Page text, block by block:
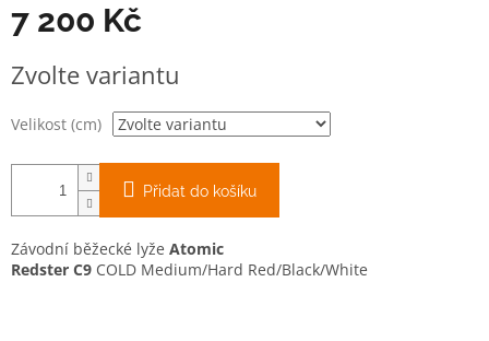
7 200 Kč
cena:
Zvolte variantu
Velikost (cm)
Přidat do košíku
Závodní běžecké lyže Atomic
Redster C9 COLD Medium/Hard Red/Black/White